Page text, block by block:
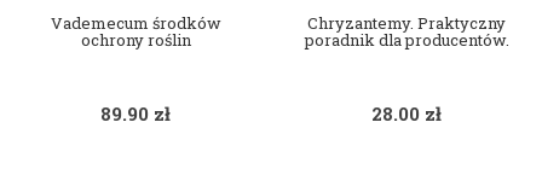
Vademecum środków
ochrony roślin
89.90 zł
Chryzantemy. Praktyczny
poradnik dla producentów.
28.00 zł